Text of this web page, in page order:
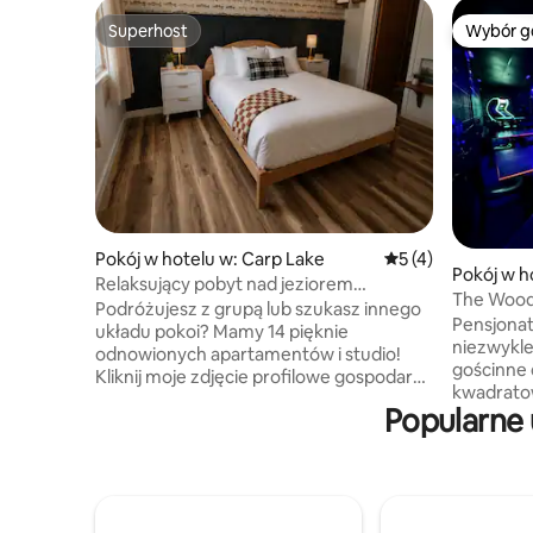
Superhost
Superhost
Pokój w hotelu w: Carp Lake Średnia ocena: 5
5 (4)
Relaksujący pobyt nad jeziorem
w przytulnym studio z łóżkiem typu
queen
Podróżujesz z grupą lub szukasz innego
układu pokoi? Mamy 14 pięknie
odnowionych apartamentów i studio!
Kliknij moje zdjęcie profilowe gospodarza
dostępne pokoje. Miejsca dla 2 osób · Bez
Wybór
Wybór
Pokój w
The
gościnne
do
poczują